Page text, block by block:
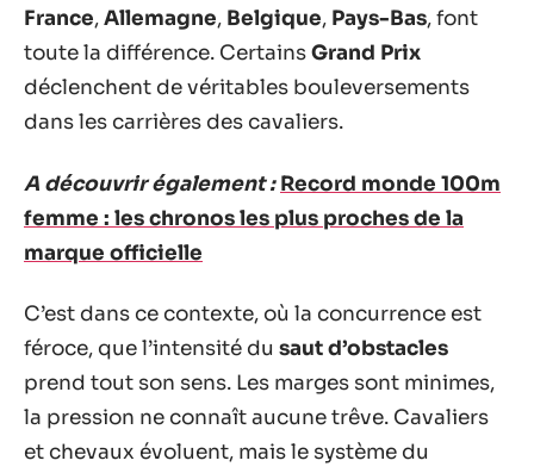
France,Allemagne, Belgique, Pays-Bas, font
toute la différence. CertainsGrand Prix
déclenchent de véritables bouleversements
dans les carrières des cavaliers.
A découvrir également : Record monde 100m
femme : les chronos les plus proches de la
marque officielle
C’est dans ce contexte, où la concurrence est
féroce, que l’intensité du saut d’obstacles
prend tout son sens. Les marges sont minimes,
la pression ne connaît aucune trêve. Cavaliers
et chevaux évoluent, mais le système du